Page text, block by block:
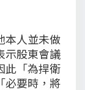
本人並未做
示股東會議
此「為捍衛
必要時，將